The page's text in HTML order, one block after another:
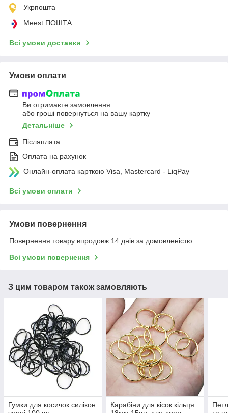
Укрпошта
Meest ПОШТА
Всі умови доставки
Умови оплати
Ви отримаєте замовлення
або гроші повернуться на вашу картку
Детальніше
Післяплата
Оплата на рахунок
Онлайн-оплата карткою Visa, Mastercard - LiqPay
Всі умови оплати
Умови повернення
Повернення товару впродовж 14 днів за домовленістю
Всі умови повернення
З цим товаром також замовляють
Гумки для косичок силікон
Карабіни для кісок кільця